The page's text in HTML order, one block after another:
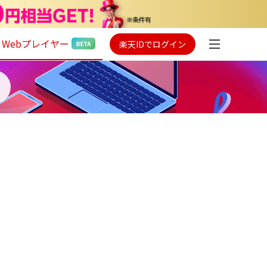
Webプレイヤー 楽天IDでログイン